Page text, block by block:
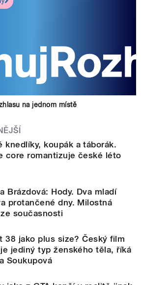
na jednom místě
knedlíky, koupák a táborák.
core romantizuje české léto
Brázdová: Hody. Dva mladí
protančené dny. Milostná
současnosti
38 jako plus size? Český film
jediný typ ženského těla, říká
Soukupová